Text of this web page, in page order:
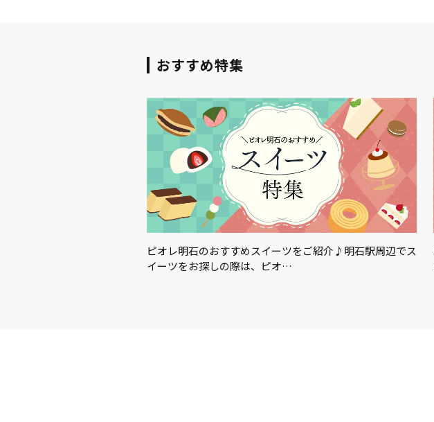
おすすめ特集
ピオレ明石のおすすめスイーツをご紹介♪明石駅周辺でス
イーツをお探しの際は、ピオ…